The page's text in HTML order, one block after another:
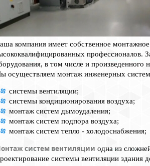
компания имеет собственное
профессионалов.
в том числе и
осуществляем монтаж инженерных
системы вентиляции;
системы кондиционирования воздуха;
монтаж систем дымоудаления;
монтаж систем подпора воздуха;
монтаж систем тепло - холодоснабжения;
систем вентиляции одна из
системы вентиляции здания